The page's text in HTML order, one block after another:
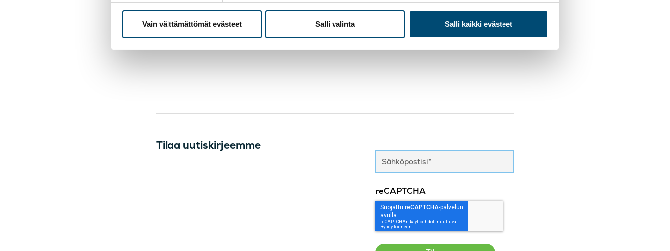
Vain välttämättömät evästeet Salli valinta Salli kaikki evästeet
Tilaa uutiskirjeemme
reCAPTCHA